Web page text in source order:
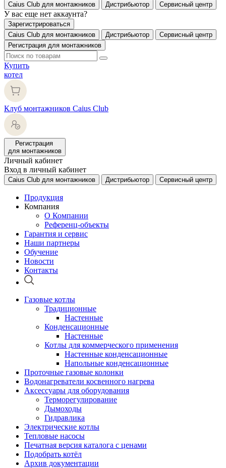
Caius Club для монтажников Дистрибьютор Сервисный центр
У вас еще нет аккаунта?
Зарегистрироваться
Caius Club для монтажников
Дистрибьютор
Сервисный центр
Регистрация для монтажников
Купить
котел
Клуб монтажников Caius Club
Регистрация
для монтажников
Личный кабинет
Вход в личный кабинет
Caius Club для монтажников Дистрибьютор Сервисный центр
Продукция
Компания
О Компании
Референц-объекты
Гарантия и сервис
Наши партнеры
Обучение
Новости
Контакты
Газовые котлы
Традиционные
Настенные
Конденсационные
Настенные
Котлы для коммерческого применения
Настенные конденсационные
Напольные конденсационные
Проточные газовые колонки
Водонагреватели косвенного нагрева
Аксессуары для оборудования
Терморегулирование
Дымоходы
Гидравлика
Электрические котлы
Тепловые насосы
Печатная версия каталога с ценами
Подобрать котёл
Архив документации